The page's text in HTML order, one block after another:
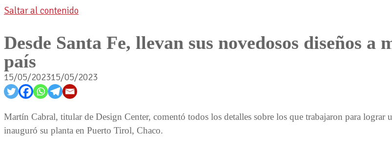
Saltar al contenido
Desde Santa Fe, llevan sus novedosos diseños a
país
15/05/202315/05/2023
Martín Cabral, titular de Design Center, comentó todos los detalles sobre los que trabajaron para lograr
inauguró su planta en Puerto Tirol, Chaco.